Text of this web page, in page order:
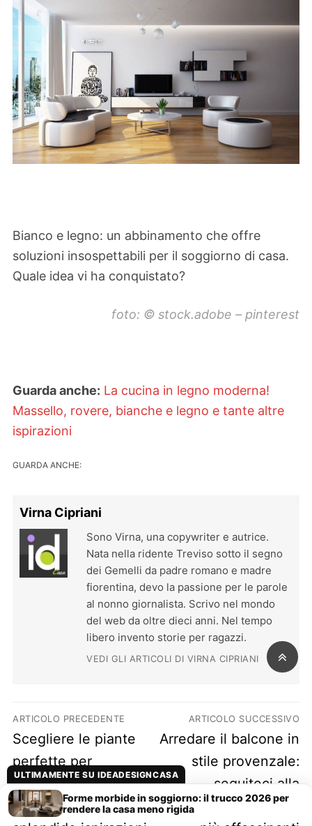
Bianco e legno: un abbinamento che offre
soluzioni insospettabili per il soggiorno di casa.
Quale idea vi ha conquistato?
foto: © stock.adobe – pinterest
Guarda anche: La cucina in legno moderna!
Massello, rovere, bianche e legno e tante altre
ispirazioni
GUARDA ANCHE:
Virna Cipriani
Sono Virna, una copywriter e autrice.
Nata nella ridente Treviso sotto il segno
dei Gemelli da padre romano e madre
fiorentina, devo la passione per le parole
al nonno giornalista. Scrivo nel mondo
del web da oltre dieci anni. Nel tempo
libero invento storie per ragazzi.
VEDI GLI ARTICOLI DI VIRNA CIPRIANI
Navigazione articoli
ARTICOLO PRECEDENTE
Previous post:
Scegliere le piante
perfette per
l’arredamento
provenzale: ecco le
ARTICOLO SUCCESSIVO
Next post:
Arredare il balcone in
stile provenzale:
seguiteci alla
scoperta degli spunti
ULTIMAMENTE SU IDEADESIGNCASA
Forme morbide in soggiorno: il trucco 2026 per
rendere la casa meno rigida